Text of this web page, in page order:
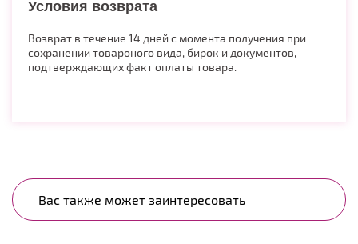
Условия возврата
Возврат в течение 14 дней с момента получения при
сохранении товароного вида, бирок и документов,
подтверждающих факт оплаты товара.
Вас также может заинтересовать